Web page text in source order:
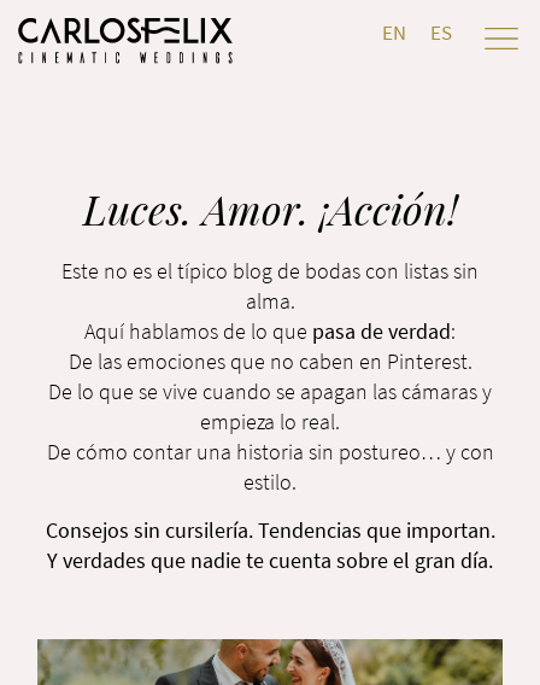
EN ES
Luces. Amor. ¡Acción!
Este no es el típico blog de bodas con listas sin
alma.
Aquí hablamos de lo que pasa de verdad:
De las emociones que no caben en Pinterest.
De lo que se vive cuando se apagan las cámaras y
empieza lo real.
De cómo contar una historia sin postureo… y con
estilo.
Consejos sin cursilería. Tendencias que importan.
Y verdades que nadie te cuenta sobre el gran día.